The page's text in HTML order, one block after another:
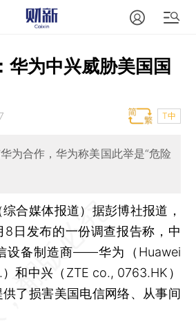
华为中兴威胁美国国
T中
为合作，华为称美国此举是“危险
综合媒体报道） 据彭博社报道，
8日发布的一份调查报告称，中
设备制造商——华为（Huawei
和中兴（ZTE co., 0763.HK）
了损害美国电信网络、从事间